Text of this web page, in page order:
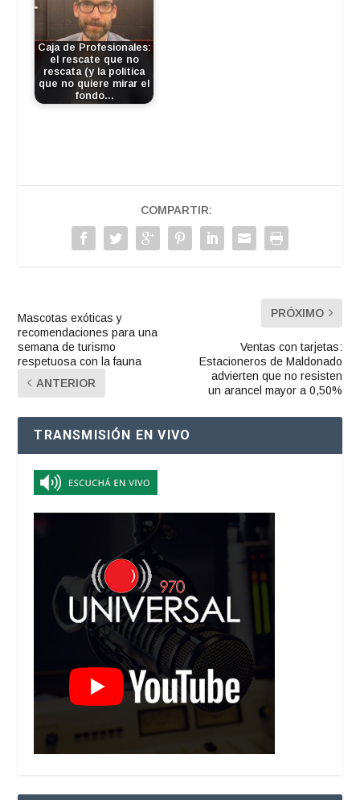
Caja de Profesionales:
el rescate que no
rescata (y la política
que no quiere mirar el
fondo…
COMPARTIR:
Mascotas exóticas y
recomendaciones para una
semana de turismo
respetuosa con la fauna
ANTERIOR
PRÓXIMO
Ventas con tarjetas:
Estacioneros de Maldonado
advierten que no resisten
un arancel mayor a 0,50%
TRANSMISIÓN EN VIVO